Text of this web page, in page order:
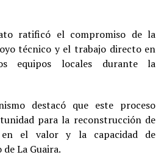
ratificó el compromiso de la
técnico y el trabajo directo en
equipos locales durante la
destacó que este proceso
para la reconstrucción de
en el valor y la capacidad de
La Guaira.